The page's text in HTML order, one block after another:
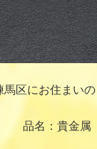
馬区にお住まい
品名：貴金